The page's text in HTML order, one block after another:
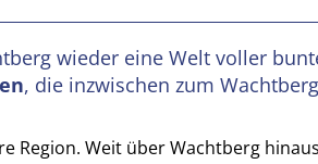
wieder eine Welt voller
, die inzwischen zum
Region. Weit über Wachtberg